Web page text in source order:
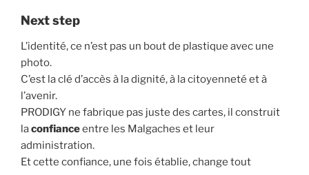
Next step
L’identité, ce n’est pas un bout de plastique avec une
photo.
C’est la clé d’accès à la dignité, à la citoyenneté et à
l’avenir.
PRODIGY ne fabrique pas juste des cartes, il construit
laconfianceentre les Malgaches et leur
administration.
Et cette confiance, une fois établie, change tout